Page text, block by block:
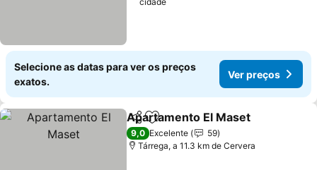
Selecione as datas para ver os preços
exatos.
Ver preços
PartilharAdicionar aos favoritos
Apartamento El Maset
9,0 Excelente
59
Tárrega, a 11.3 km de Cervera